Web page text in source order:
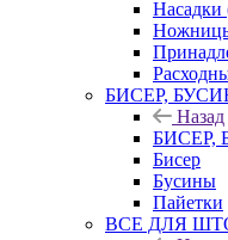
БИСЕР,
Назад
БИСЕР,
Бисер
Бусины
Пайетки
ВСЕ ДЛЯ